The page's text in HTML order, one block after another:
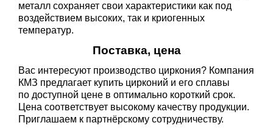
металл сохраняет свои характеристики как под
воздействием высоких, так и криогенных
температур.
Поставка, цена
Вас интересуют производство циркония? Компания
КМЗ предлагает купить цирконий и его сплавы
по доступной цене в оптимально короткий срок.
Цена соответствует высокому качеству продукции.
Приглашаем к партнёрскому сотрудничеству.